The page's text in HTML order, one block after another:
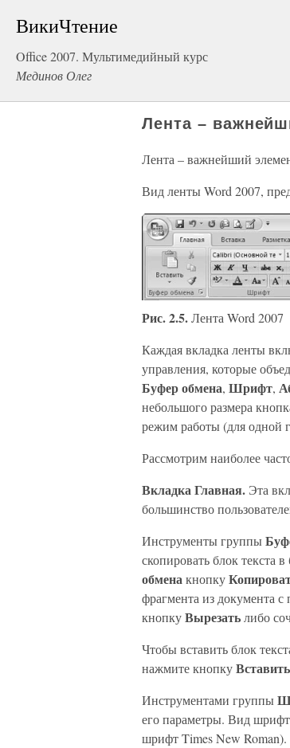
ВикиЧтение
Office 2007. Мультимедийный курс
Мединов Олег
Лента –
Лента – важнейший
Вид ленты Word 2007,
Рис. 2.5.Лента Word 2007
Каждая вкладка ленты
управления, которые
Буфер обмена, Шрифт,
небольшого размера
режим работы (для одной
Рассмотрим наиболее
Вкладка Главная. Эта
большинство
Инструменты группы
скопировать блок текста
обменакнопку
фрагмента из документа
кнопкуВырезатьлибо
Чтобы вставить блок
нажмите кнопкуВставить
Инструментами группы
его параметры. Вид
шрифт Times New